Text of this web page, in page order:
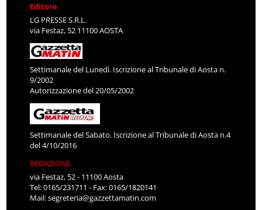
Editore
LG PRESSE S.R.L.
via Festaz, 52 11100 AOSTA
Settimanale del Lunedì. Iscrizione al Tribunale di Aosta n.
9/2002
Autorizzazione del 20/05/2002
Settimanale del Sabato. Iscrizione al Tribunale di Aosta n.4
del 4/10/2016
REDAZIONE
via Festaz, 52 - 11100 Aosta
Tel: 0165/231711 - Fax: 0165/1820141
Mail:segreteria@gazzettamatin.com